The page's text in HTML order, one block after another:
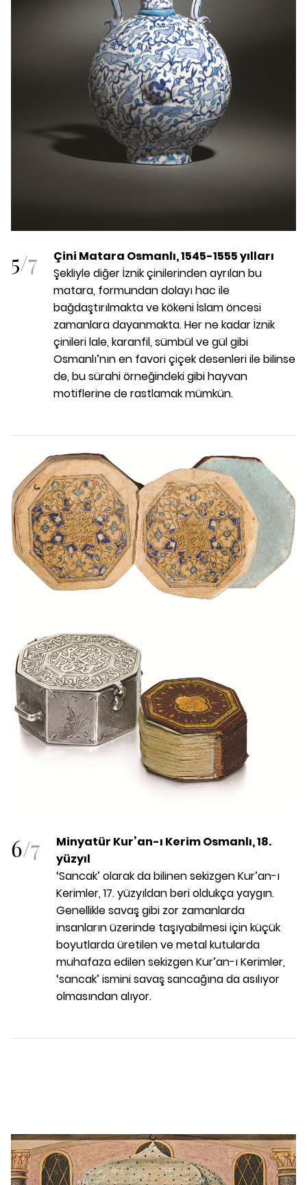
5/7
Çini Matara Osmanlı, 1545-1555 yılları
Şekliyle diğer İznik çinilerinden ayrılan bu
matara, formundan dolayı hac ile
bağdaştırılmakta ve kökeni İslam öncesi
zamanlara dayanmakta. Her ne kadar İznik
çinileri lale, karanfil, sümbül ve gül gibi
Osmanlı’nın en favori çiçek desenleri ile bilinse
de, bu sürahi örneğindeki gibi hayvan
motiflerine de rastlamak mümkün.
6/7
Minyatür Kur’an-ı Kerim Osmanlı, 18.
yüzyıl
‘Sancak’ olarak da bilinen sekizgen Kur’an-ı
Kerimler, 17. yüzyıldan beri oldukça yaygın.
Genellikle savaş gibi zor zamanlarda
insanların üzerinde taşıyabilmesi için küçük
boyutlarda üretilen ve metal kutularda
muhafaza edilen sekizgen Kur’an-ı Kerimler,
‘sancak’ ismini savaş sancağına da asılıyor
olmasından alıyor.